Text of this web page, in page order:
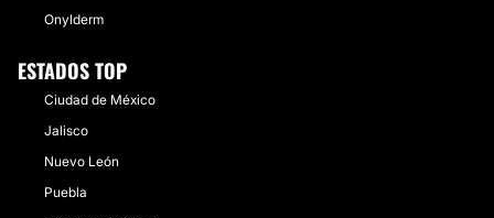
Onylderm
ESTADOS TOP
Ciudad de México
Jalisco
Nuevo León
Puebla